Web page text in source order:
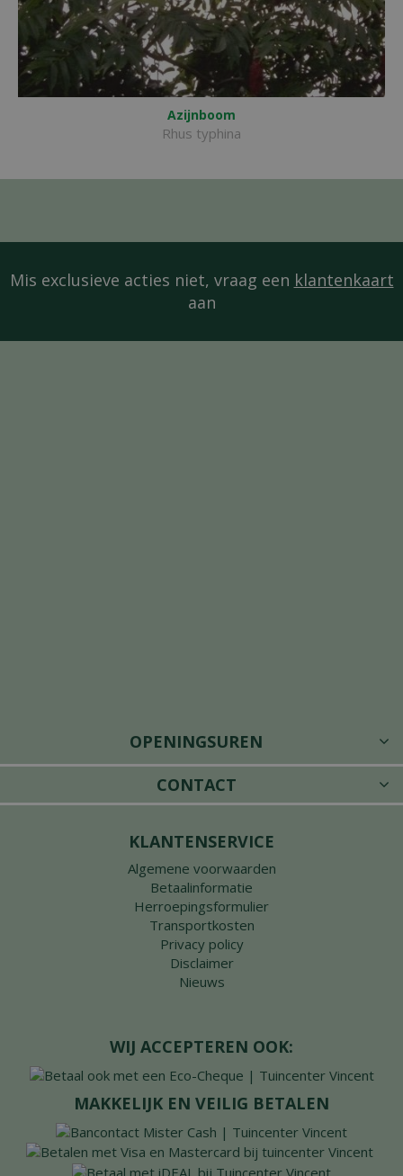
Azijnboom
Rhus typhina
Mis exclusieve acties niet, vraag een klantenkaart
aan
OPENINGSUREN
CONTACT
KLANTENSERVICE
Algemene voorwaarden
Betaalinformatie
Herroepingsformulier
Transportkosten
Privacy policy
Disclaimer
Nieuws
WIJ ACCEPTEREN OOK:
MAKKELIJK EN VEILIG BETALEN